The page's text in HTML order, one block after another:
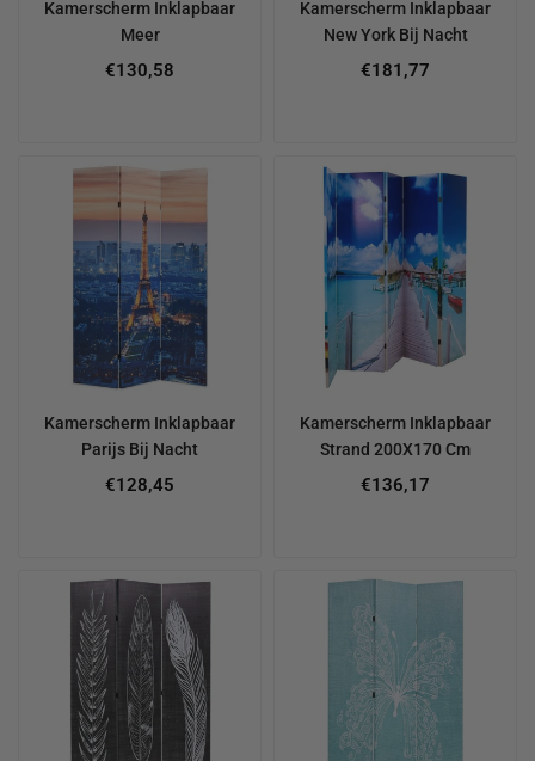
Kamerscherm Inklapbaar
Meer
€130,58
Kamerscherm Inklapbaar
New York Bij Nacht
€181,77
Kamerscherm Inklapbaar
Parijs Bij Nacht
Regular
€128,45
Kamerscherm Inklapbaar
Strand 200X170 Cm
€136,17